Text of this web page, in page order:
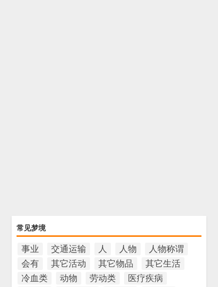
常见梦境
事业 交通运输 人 人物
人物称谓
会有
其它活动 其它物品
其它生活
冷血类
动物 劳动类
医疗疾病